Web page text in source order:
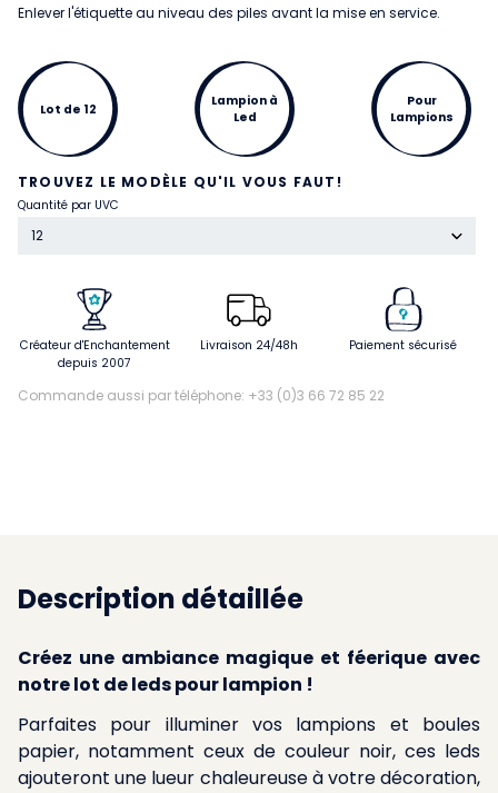
Enlever l'étiquette au niveau des piles avant la mise en service.
TROUVEZ LE MODÈLE QU'IL VOUS FAUT!
Quantité par UVC
12
Lot de 12
Lampion à
Led
Pour
Lampions
Créateur d'Enchantement
depuis 2007
Livraison 24/48h Paiement sécurisé
Commande aussi par téléphone: +33 (0)3 66 72 85 22
Description détaillée
Créez une ambiance magique et féerique avec
notre lot de leds pour lampion !
Parfaites pour illuminer vos lampions et boules
papier, notamment ceux de couleur noir, ces leds
ajouteront une lueur chaleureuse à votre décoration,